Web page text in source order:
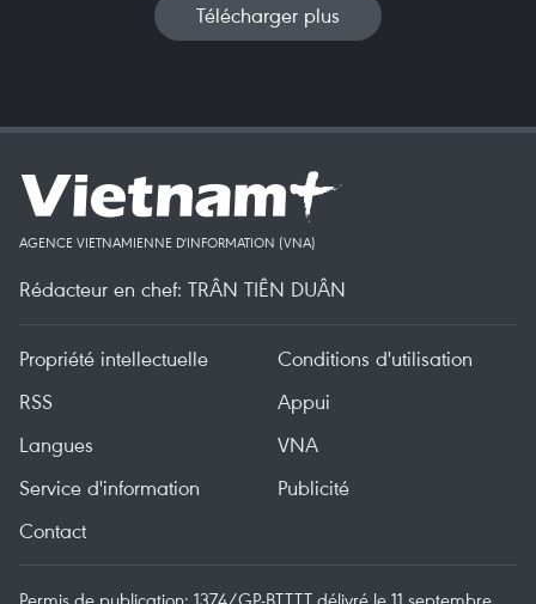
Télécharger plus
AGENCE VIETNAMIENNE D'INFORMATION (VNA)
Rédacteur en chef: TRÂN TIÊN DUÂN
Propriété intellectuelle
Conditions d'utilisation
RSS
Appui
Langues
VNA
Service d'information
Publicité
Contact